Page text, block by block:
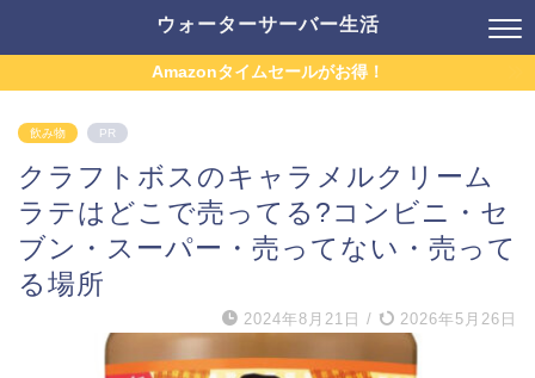
ウォーターサーバー生活
Amazonタイムセールがお得！
飲み物 PR
クラフトボスのキャラメルクリーム
ラテはどこで売ってる?コンビニ・セ
ブン・スーパー・売ってない・売って
る場所
2024年8月21日 / 2026年5月26日